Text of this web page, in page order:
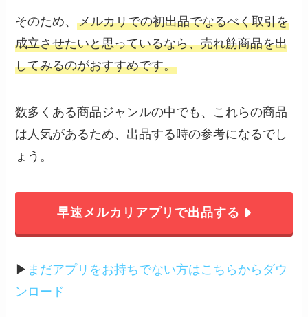
そのため、メルカリでの初出品でなるべく取引を
成立させたいと思っているなら、売れ筋商品を出
してみるのがおすすめです。
数多くある商品ジャンルの中でも、これらの商品
は人気があるため、出品する時の参考になるでし
ょう。
早速メルカリアプリで出品する
▶︎ まだアプリをお持ちでない方はこちらからダウ
ンロード